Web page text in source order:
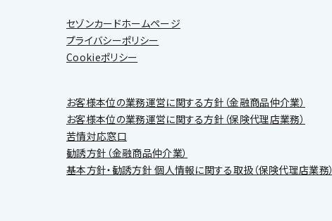
セゾンカードホームページ
プライバシーポリシー
Cookieポリシー
お客様本位の業務運営に関する方針（金融商品仲介業）
お客様本位の業務運営に関する方針（保険代理店業務）
苦情対応窓口
勧誘方針（金融商品仲介業）
基本方針・勧誘方針 個人情報に関する取扱（保険代理店業務）